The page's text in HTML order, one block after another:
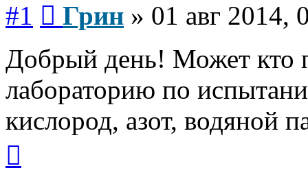
#1 Грин » 01 авг 2014,
Добрый день! Может кто
лабораторию по
кислород, азот, водяной
началу